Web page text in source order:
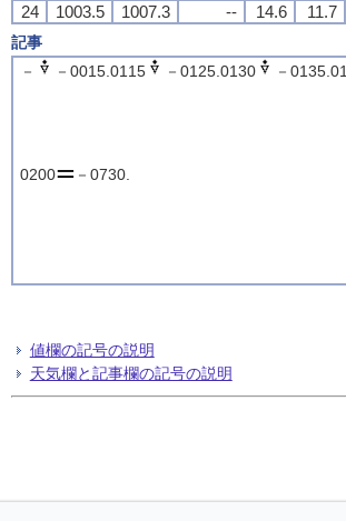
24
1003.5 1007.3 -- 14.6 11.7
記事
－
－0015.0115 －0125.0130 －
0200 －0730.
値欄の記号の説明
天気欄と記事欄の記号の説明